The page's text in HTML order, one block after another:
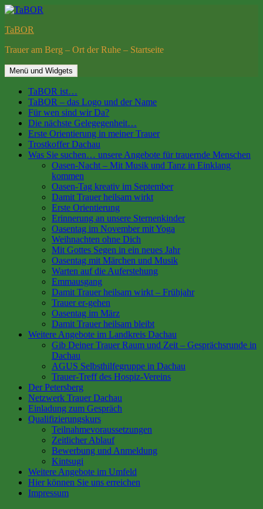
Springe
Inhalt
TaBOR
Trauer am Berg – Ort der Ruhe – Startseite
Menü und Widgets
TaBOR ist…
TaBOR – das Logo und der Name
Für wen sind wir Da?
Die nächste Gelegegenheit…
Erste Orientierung in meiner Trauer
Trostkoffer Dachau
Was Sie suchen… unsere Angebote für trauernde Menschen
Oasen-Nacht – Mit Musik und Tanz in Einklang
kommen
Oasen-Tag kreativ im September
Damit Trauer heilsam wirkt
Erste Orientierung
Erinnerung an unsere Sternenkinder
Oasentag im November mit Yoga
Weihnachten ohne Dich
Mit Gottes Segen in ein neues Jahr
Oasentag mit Märchen und Musik
Warten auf die Auferstehung
Emmausgang
Damit Trauer heilsam wirkt – Frühjahr
Trauer er-gehen
Oasentag im März
Damit Trauer heilsam bleibt
Weitere Angebote im Landkreis Dachau
Gib Deiner Trauer Raum und Zeit – Gesprächsrunde in
Dachau
AGUS Selbsthilfegruppe in Dachau
Trauer-Treff des Hospiz-Vereins
Der Petersberg
Netzwerk Trauer Dachau
Einladung zum Gespräch
Qualifizierungskurs
Teilnahmevoraussetzungen
Zeitlicher Ablauf
Bewerbung und Anmeldung
Kintsugi
Weitere Angebote im Umfeld
Hier können Sie uns erreichen
Impressum